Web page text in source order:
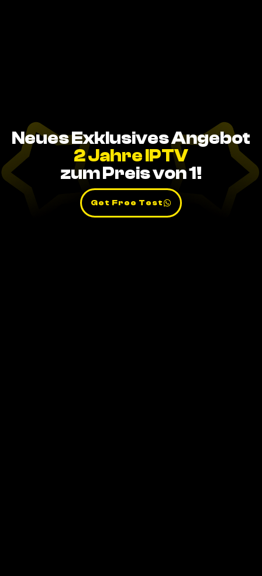
Neues Exklusives Angebot
2 Jahre IPTV
zum Preis von 1!
Get Free Test